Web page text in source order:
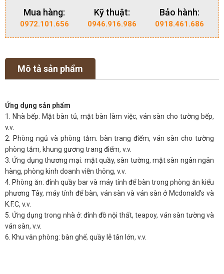
Mua hàng:
0972.101.656
Kỹ thuật:
0946.916.986
Bảo hành:
0918.461.686
Mô tả sản phẩm
Ứng dụng sản phẩm
1. Nhà bếp: Mặt bàn tủ, mặt bàn làm việc, ván sàn cho tường bếp,
v.v.
2. Phòng ngủ và phòng tắm: bàn trang điểm, ván sàn cho tường
phòng tắm, khung gương trang điểm, v.v.
3. Ứng dụng thương mại: mặt quầy, sàn tường, mặt sàn ngân ngân
hàng, phòng kinh doanh viễn thông, v.v.
4. Phòng ăn: đỉnh quầy bar và máy tính để bàn trong phòng ăn kiểu
phương Tây, máy tính để bàn, ván sàn và ván sàn ở Mcdonald’s và
K.F.C, v.v.
5. Ứng dụng trong nhà ở: đỉnh đồ nội thất, teapoy, ván sàn tường và
ván sàn, v.v.
6. Khu văn phòng: bàn ghế, quầy lễ tân lớn, v.v.